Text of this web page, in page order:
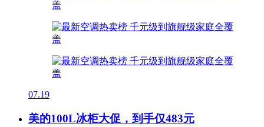
07.19
美的100L冰柜大促，到手仅483元